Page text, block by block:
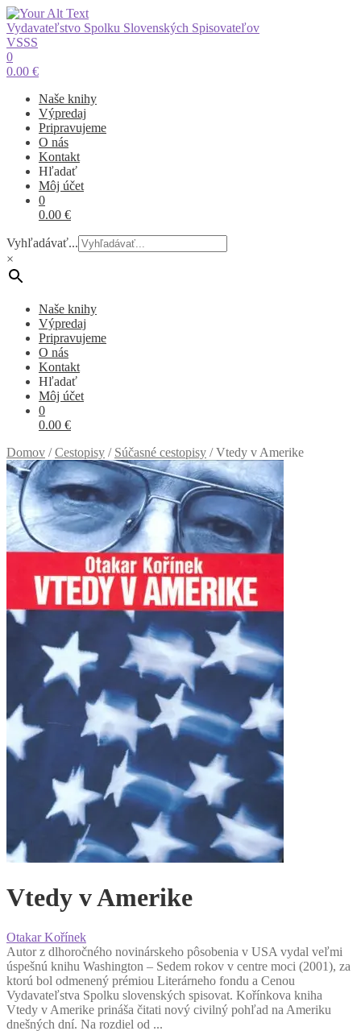
Vydavateľstvo Spolku Slovenských Spisovateľov
VSSS
0
0.00 €
Naše knihy
Výpredaj
Pripravujeme
O nás
Kontakt
Hľadať
Môj účet
0
0.00 €
Vyhľadávať...
×
Naše knihy
Výpredaj
Pripravujeme
O nás
Kontakt
Hľadať
Môj účet
0
0.00 €
Domov /Cestopisy / Súčasné cestopisy /Vtedy v Amerike
Vtedy v Amerike
Otakar Kořínek
Autor z dlhoročného novinárskeho pôsobenia v USA vydal veľmi
úspešnú knihu Washington – Sedem rokov v centre moci (2001), za
ktorú bol odmenený prémiou Literárneho fondu a Cenou
Vydavateľstva Spolku slovenských spisovat. Kořínkova kniha
Vtedy v Amerike prináša čitati nový civilný pohľad na Ameriku
dnešných dní. Na rozdiel od ...